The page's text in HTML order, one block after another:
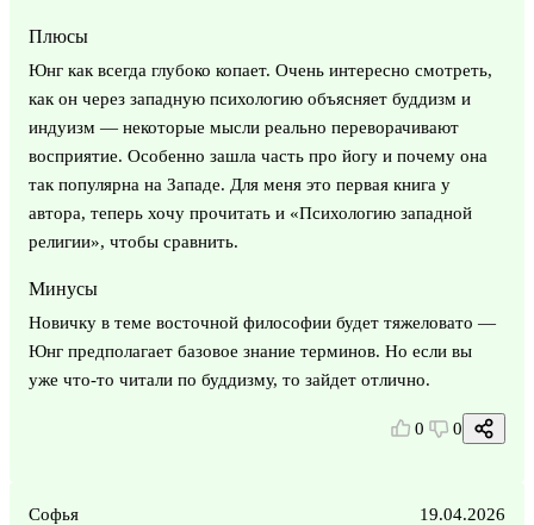
Плюсы
Юнг как всегда глубоко копает. Очень интересно смотреть,
как он через западную психологию объясняет буддизм и
индуизм — некоторые мысли реально переворачивают
восприятие. Особенно зашла часть про йогу и почему она
так популярна на Западе. Для меня это первая книга у
автора, теперь хочу прочитать и «Психологию западной
религии», чтобы сравнить.
Минусы
Новичку в теме восточной философии будет тяжеловато —
Юнг предполагает базовое знание терминов. Но если вы
уже что-то читали по буддизму, то зайдет отлично.
0 0
Софья 19.04.2026